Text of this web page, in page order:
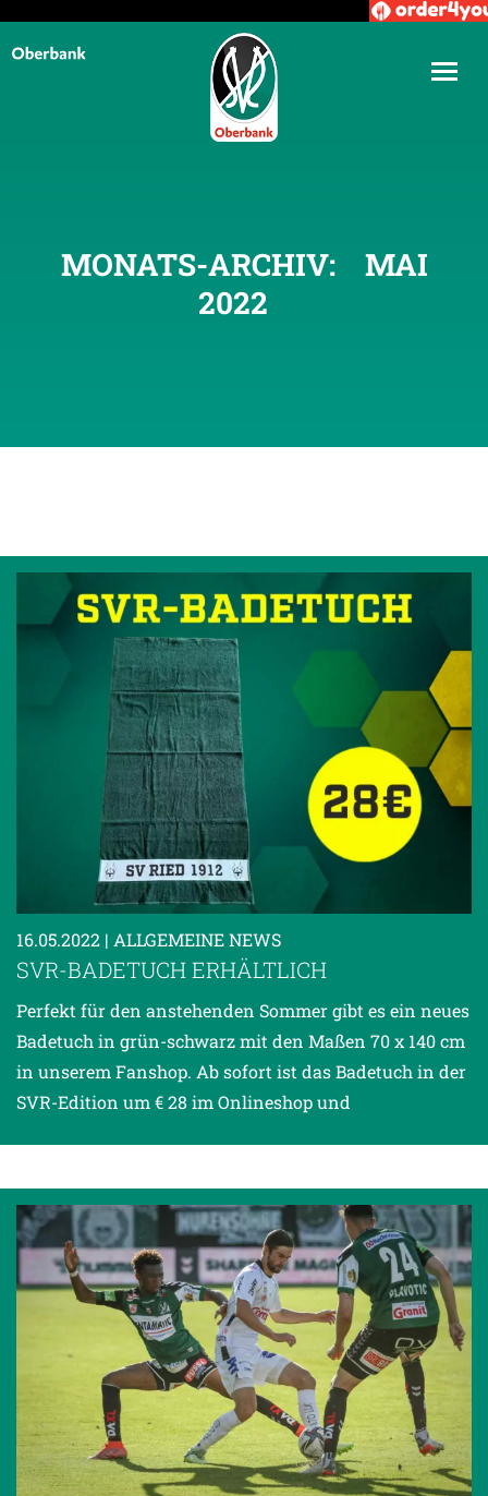
MONATS-ARCHIV:
MAI
2022
16.05.2022 | ALLGEMEINE NEWS
SVR-BADETUCH ERHÄLTLICH
Perfekt für den anstehenden Sommer gibt es ein neues
Badetuch in grün-schwarz mit den Maßen 70 x 140 cm
in unserem Fanshop. Ab sofort ist das Badetuch in der
SVR-Edition um € 28 im Onlineshop und